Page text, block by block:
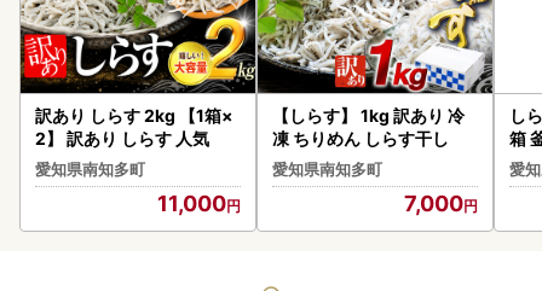
訳あり しらす 2kg 【1箱×
2】 訳あり しらす 人気
愛知県南知多町
11,000
【しらす】 1kg 訳あり 冷
凍 ちりめん しらす干し
愛知県南知多町
7,000
し
箱
か
理
愛